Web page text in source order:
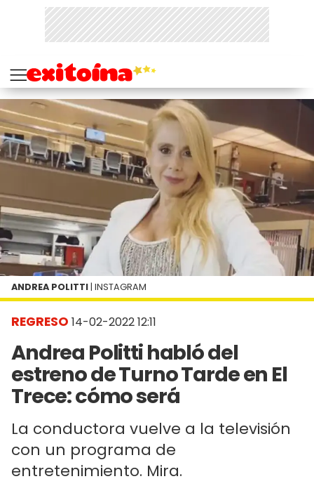
REGRESO 14-02-2022 12:11
Andrea Politti habló del
estreno de Turno Tarde en El
Trece: cómo será
La conductora vuelve a la televisión
con un programa de
entretenimiento. Mira.
ANDREA POLITTI | INSTAGRAM